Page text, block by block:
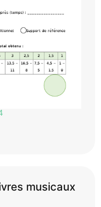
musicaux